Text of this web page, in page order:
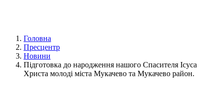
Головна
Пресцентр
Новини
Підготовка до народження нашого Спасителя Ісуса
Христа молоді міста Мукачево та Мукачево район.